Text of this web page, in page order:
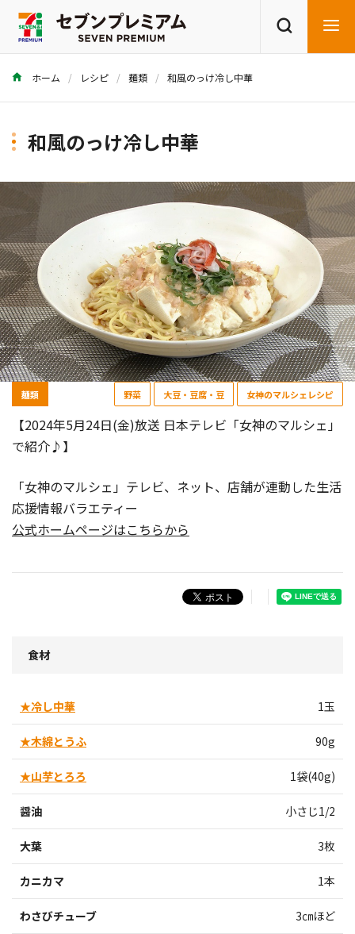
商品を探す
ホーム レシピ 麺類 和風のっけ冷し中華
和風のっけ冷し中華
麺類 野菜 大豆・豆腐・豆 女神のマルシェレシピ
【2024年5月24日(金)放送 日本テレビ「女神のマルシェ」
で紹介♪】
「女神のマルシェ」テレビ、ネット、店舗が連動した生活
応援情報バラエティー
公式ホームページはこちらから
食材
★冷し中華 1玉
★木綿とうふ 90g
★山芋とろろ 1袋(40g)
醤油 小さじ1/2
大葉 3枚
カニカマ 1本
わさびチューブ 3㎝ほど